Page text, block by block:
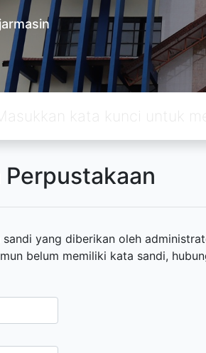
yang diberikan oleh
belum memiliki kata sandi,